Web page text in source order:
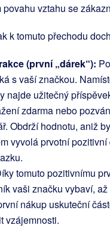
vztahu se
k tomuto přechodu
(první „dárek“):
s vaší značkou.
najde užitečný
zdarma nebo
Obdrží hodnotu, aniž
vyvolá prvotní
tomuto pozitivnímu
vaši značku vybaví,
nákup uskuteční
vzájemnosti.